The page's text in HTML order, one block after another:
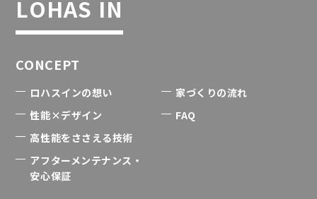
LOHAS IN
CONCEPT
ロハスインの想い
性能×デザイン
高性能をささえる技術
アフターメンテナンス・
安心保証
家づくりの流れ
FAQ